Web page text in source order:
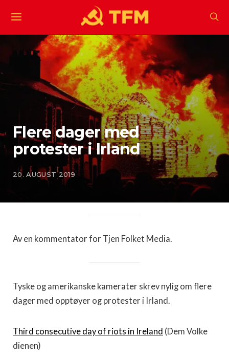
Flere dager med
protester i Irland
20. AUGUST 2019
Av en kommentator for Tjen Folket Media.
Tyske og amerikanske kamerater skrev nylig om flere
dager med opptøyer og protester i Irland.
Third consecutive day of riots in Ireland (Dem Volke
dienen)